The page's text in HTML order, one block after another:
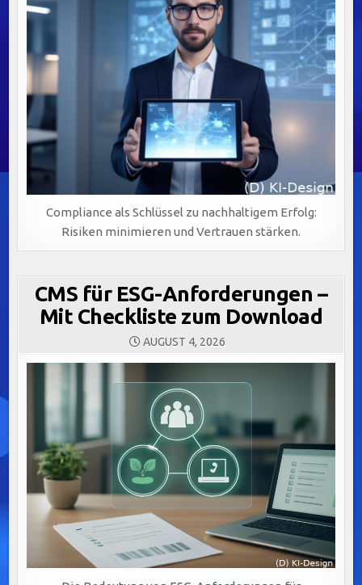
Compliance als Schlüssel zu nachhaltigem Erfolg:
Risiken minimieren und Vertrauen stärken.
CMS für ESG-Anforderungen –
Mit Checkliste zum Download
AUGUST 4, 2026